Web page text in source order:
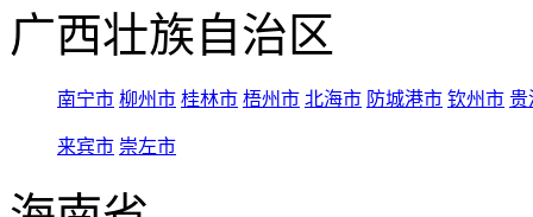
广西壮族自治区
南宁市 柳州市 桂林市 梧州市 北海市 防城港市 钦州市 贵
来宾市 崇左市